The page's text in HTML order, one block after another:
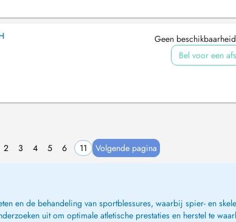
Geen
Bel voor een
2 3 4 5 6 11 Volgende pagina
en de behandeling van sportblessures, waarbij spier- en
uit om optimale atletische prestaties en herstel te